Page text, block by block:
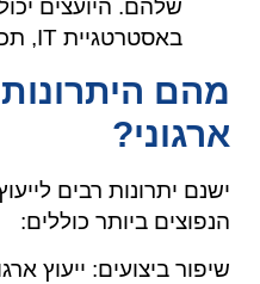
שלהם. היועצים
באסטרטגיית IT, תכנון, יישום ותמיכה.
מהם
ארגוני?
ישנם יתרונות רבים
הנפוצים ביותר כוללים:
שיפור ביצועים: ייעוץ